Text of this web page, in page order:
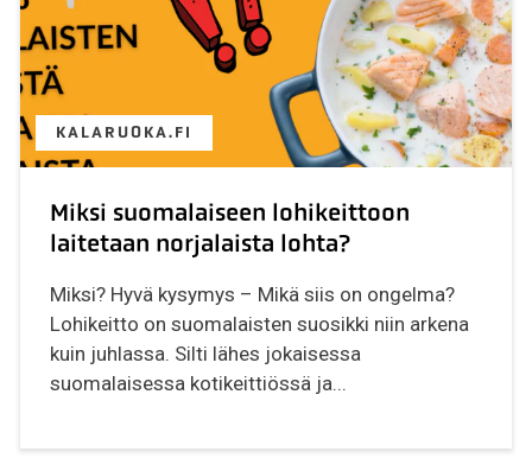
KALARUOKA.FI
Miksi suomalaiseen lohikeittoon
laitetaan norjalaista lohta?
Miksi? Hyvä kysymys – Mikä siis on ongelma?
Lohikeitto on suomalaisten suosikki niin arkena
kuin juhlassa. Silti lähes jokaisessa
suomalaisessa kotikeittiössä ja...